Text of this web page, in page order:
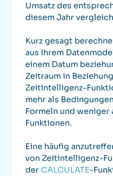
Umsatz des
diesem Jahr
Kurz gesagt
aus Ihrem
einem Datum
Zeitraum in
Zeitintelligenz-
mehr als
Formeln und
Funktionen.
Eine häufig
von Zeitintelligenz-
der CALCULATE-